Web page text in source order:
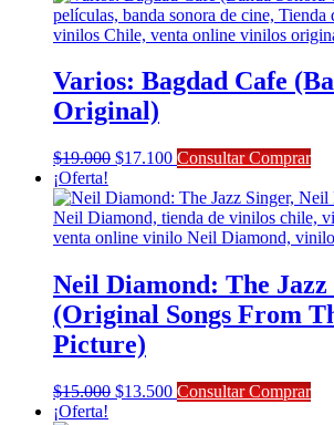
era:
$22.000.
es:
$19.000.
Varios: Bagdad Cafe
Original)
$19.000 El
original
era:
$19.000.
$17.100El
actual
es:
$17.100.
Consultar Comprar
¡Oferta!
Neil Diamond: The Jazz
(Original Songs From
Picture)
$15.000 El
$13.500ElConsultar Comprar
¡Oferta!